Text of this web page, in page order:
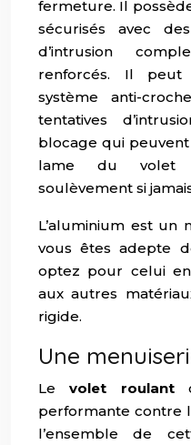
fermeture. Il
sécurisés avec
d’intrusion
renforcés. Il
système anti-
tentatives
blocage qui
lame du volet
soulèvement si
L’aluminium est un
vous êtes adepte
optez pour celui
aux autres
rigide.
Une
Levolet roulant
performante contre
l’ensemble de